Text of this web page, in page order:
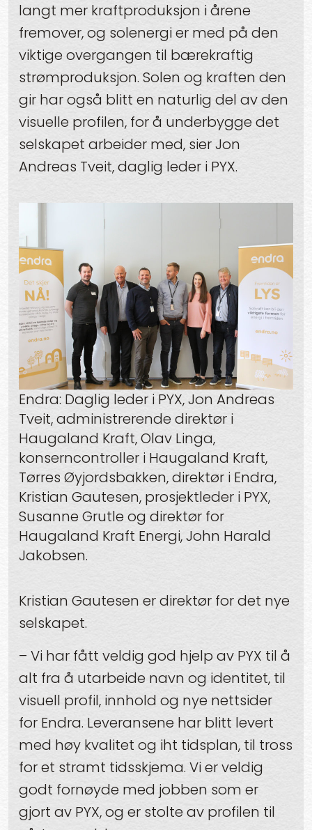
langt mer kraftproduksjon i årene
fremover, og solenergi er med på den
viktige overgangen til bærekraftig
strømproduksjon. Solen og kraften den
gir har også blitt en naturlig del av den
visuelle profilen, for å underbygge det
selskapet arbeider med, sier Jon
Andreas Tveit, daglig leder i PYX.
Endra: Daglig leder i PYX, Jon Andreas
Tveit, administrerende direktør i
Haugaland Kraft, Olav Linga,
konserncontroller i Haugaland Kraft,
Tørres Øyjordsbakken, direktør i Endra,
Kristian Gautesen, prosjektleder i PYX,
Susanne Grutle og direktør for
Haugaland Kraft Energi, John Harald
Jakobsen.
Kristian Gautesen er direktør for det nye
selskapet.
– Vi har fått veldig god hjelp av PYX til å
alt fra å utarbeide navn og identitet, til
visuell profil, innhold og nye nettsider
for Endra. Leveransene har blitt levert
med høy kvalitet og iht tidsplan, til tross
for et stramt tidsskjema. Vi er veldig
godt fornøyde med jobben som er
gjort av PYX, og er stolte av profilen til